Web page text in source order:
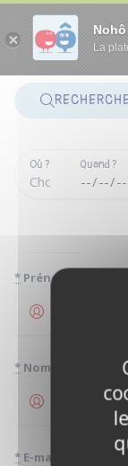
Nohô
La
Où ? Quand ?
* Prénom
* Nom
* E-mail
Panneau de gestion